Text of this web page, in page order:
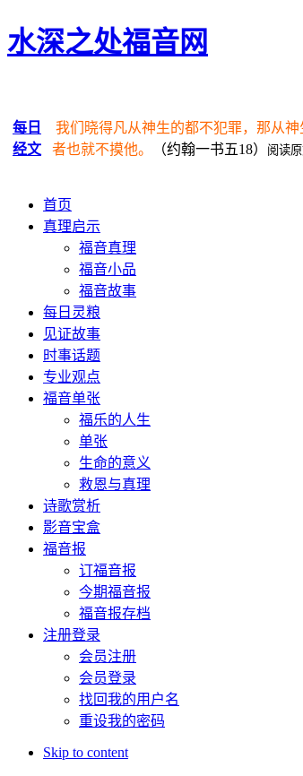
水深之处福音网
每日
经文
我们晓得凡从神生的都不犯罪，那从
者也就不摸他。
（约翰一书五18） 阅读原
首页
真理启示
福音真理
福音小品
福音故事
每日灵粮
见证故事
时事话题
专业观点
福音单张
福乐的人生
单张
生命的意义
救恩与真理
诗歌赏析
影音宝盒
福音报
订福音报
今期福音报
福音报存档
注册登录
会员注册
会员登录
找回我的用户名
重设我的密码
Skip to content